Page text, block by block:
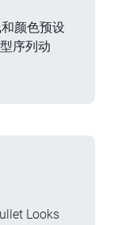
颜色预设
序列动
Looks